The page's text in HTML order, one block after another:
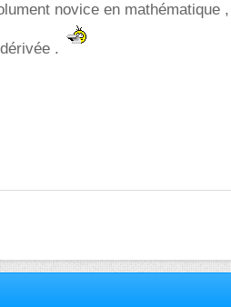
novice en mathématique
.